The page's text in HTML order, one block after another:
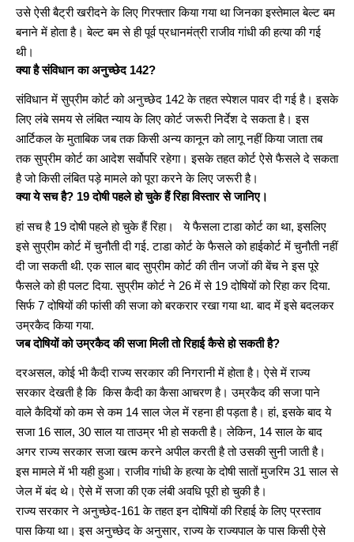
उसे ऐसी बैट्री खरीदने के लिए गिरफ्तार किया गया था जिनका इस्तेमाल बेल्ट बम
बनाने में होता है। बेल्ट बम से ही पूर्व प्रधानमंत्री राजीव गांधी की हत्या की गई
थी।
क्या है संविधान का अनुच्छेद 142?
संविधान में सुप्रीम कोर्ट को अनुच्छेद 142 के तहत स्पेशल पावर दी गई है। इसके
लिए लंबे समय से लंबित न्याय के लिए कोर्ट जरूरी निर्देश दे सकता है। इस
आर्टिकल के मुताबिक जब तक किसी अन्य कानून को लागू नहीं किया जाता तब
तक सुप्रीम कोर्ट का आदेश सर्वोपरि रहेगा। इसके तहत कोर्ट ऐसे फैसले दे सकता
है जो किसी लंबित पड़े मामले को पूरा करने के लिए जरूरी है।
क्या ये सच है? 19 दोषी पहले हो चुके हैं रिहा विस्तार से जानिए।
हां सच है 19 दोषी पहले हो चुके हैं रिहा। ये फैसला टाडा कोर्ट का था, इसलिए
इसे सुप्रीम कोर्ट में चुनौती दी गई. टाडा कोर्ट के फैसले को हाईकोर्ट में चुनौती नहीं
दी जा सकती थी. एक साल बाद सुप्रीम कोर्ट की तीन जजों की बेंच ने इस पूरे
फैसले को ही पलट दिया. सुप्रीम कोर्ट ने 26 में से 19 दोषियों को रिहा कर दिया.
सिर्फ 7 दोषियों की फांसी की सजा को बरकरार रखा गया था. बाद में इसे बदलकर
उम्रकैद किया गया.
जब दोषियों को उम्रकैद की सजा मिली तो रिहाई कैसे हो सकती है?
दरअसल, कोई भी कैदी राज्य सरकार की निगरानी में होता है। ऐसे में राज्य
सरकार देखती है कि किस कैदी का कैसा आचरण है। उम्रकैद की सजा पाने
वाले कैदियों को कम से कम 14 साल जेल में रहना ही पड़ता है। हां, इसके बाद ये
सजा 16 साल, 30 साल या ताउम्र भी हो सकती है। लेकिन, 14 साल के बाद
अगर राज्य सरकार सजा खत्म करने अपील करती है तो उसकी सुनी जाती है।
इस मामले में भी यही हुआ। राजीव गांधी के हत्या के दोषी सातों मुजरिम 31 साल से
जेल में बंद थे। ऐसे में सजा की एक लंबी अवधि पूरी हो चुकी है।
राज्य सरकार ने अनुच्छेद-161 के तहत इन दोषियों की रिहाई के लिए प्रस्ताव
पास किया था। इस अनुच्छेद के अनुसार, राज्य के राज्यपाल के पास किसी ऐसे